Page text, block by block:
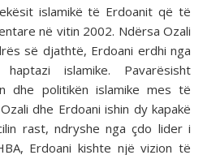
islamikë të Erdoanit që të
në vitin 2002. Ndërsa Ozali
së djathtë, Erdoani erdhi nga
islamike. Pavarësisht
dhe politikën islamike mes të
dhe Erdoani ishin dy kapakë
rast, ndryshe nga çdo lider i
Erdoani kishte një vizion të